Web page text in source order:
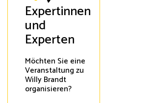
Expertinnen
und
Experten
Möchten Sie eine
Veranstaltung zu
Willy Brandt
organisieren?